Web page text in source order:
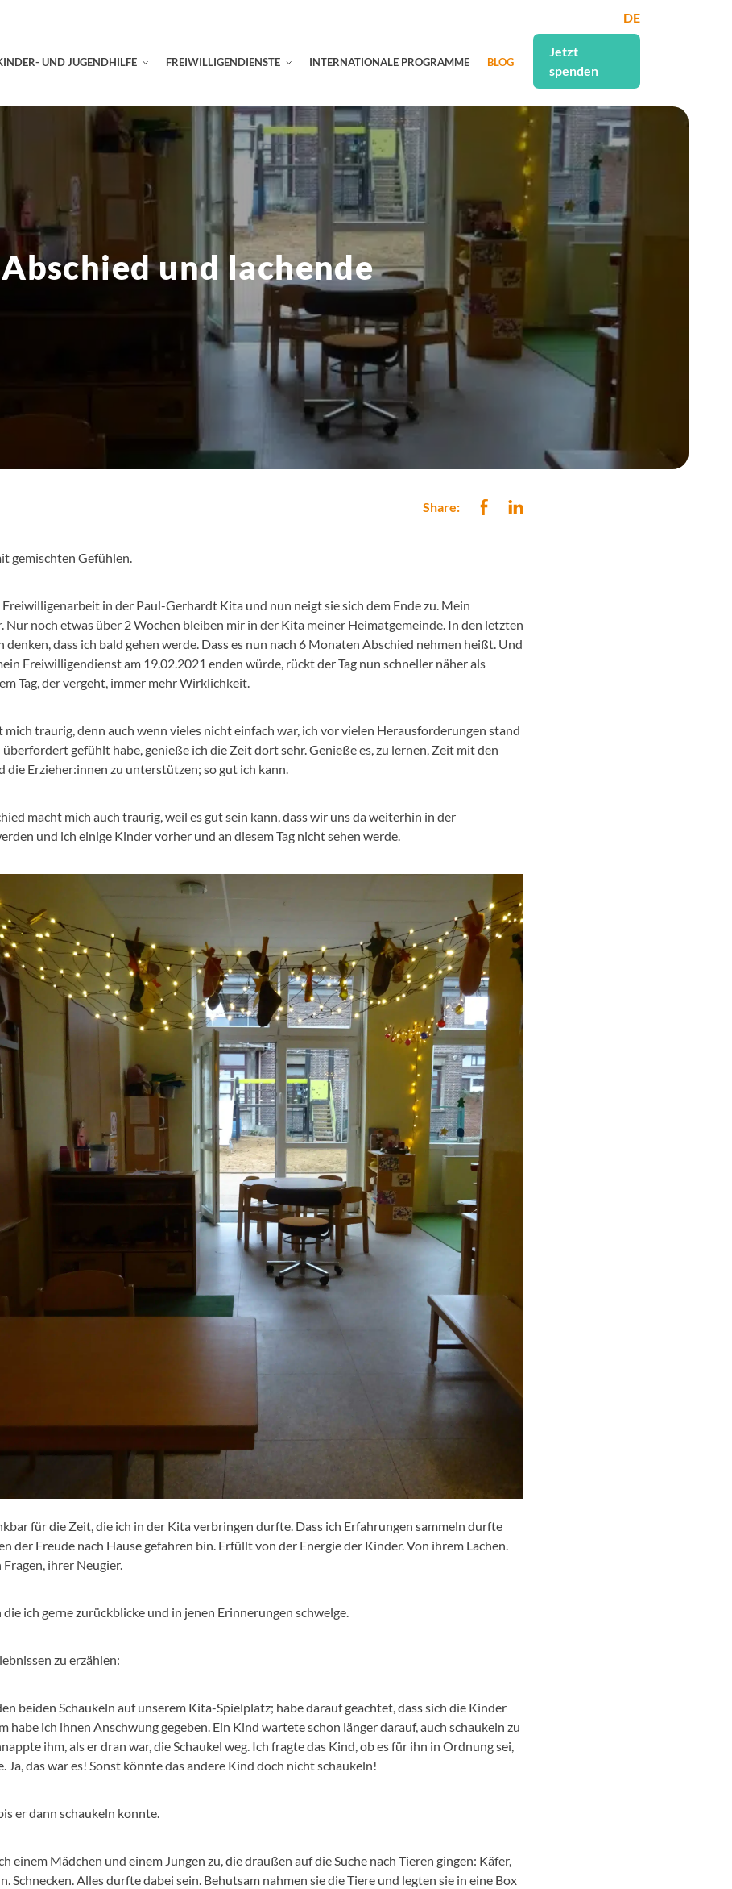
DE
UND JUGENDHILFE FREIWILLIGENDIENSTE INTERNATIONALE PROGRAMME BLOG
Jetzt
spenden
und lachende
Share:
gemischten Gefühlen.
in der Paul-Gerhardt Kita und nun neigt sie sich dem Ende zu. Mein
Nur noch etwas über 2 Wochen bleiben mir in der Kita meiner Heimatgemeinde. In den letzten
denken, dass ich bald gehen werde. Dass es nun nach 6 Monaten Abschied nehmen heißt. Und
Freiwilligendienst am 19.02.2021 enden würde, rückt der Tag nun schneller näher als
Tag, der vergeht, immer mehr Wirklichkeit.
mich traurig, denn auch wenn vieles nicht einfach war, ich vor vielen Herausforderungen stand
gefühlt habe, genieße ich die Zeit dort sehr. Genieße es, zu lernen, Zeit mit den
die Erzieher:innen zu unterstützen; so gut ich kann.
macht mich auch traurig, weil es gut sein kann, dass wir uns da weiterhin in der
und ich einige Kinder vorher und an diesem Tag nicht sehen werde.
für die Zeit, die ich in der Kita verbringen durfte. Dass ich Erfahrungen sammeln durfte
der Freude nach Hause gefahren bin. Erfüllt von der Energie der Kinder. Von ihrem Lachen.
ihrer Neugier.
die ich gerne zurückblicke und in jenen Erinnerungen schwelge.
zu erzählen:
beiden Schaukeln auf unserem Kita-Spielplatz; habe darauf geachtet, dass sich die Kinder
habe ich ihnen Anschwung gegeben. Ein Kind wartete schon länger darauf, auch schaukeln zu
ihm, als er dran war, die Schaukel weg. Ich fragte das Kind, ob es für ihn in Ordnung sei,
Ja, das war es! Sonst könnte das andere Kind doch nicht schaukeln!
er dann schaukeln konnte.
einem Mädchen und einem Jungen zu, die draußen auf die Suche nach Tieren gingen: Käfer,
Schnecken. Alles durfte dabei sein. Behutsam nahmen sie die Tiere und legten sie in eine Box